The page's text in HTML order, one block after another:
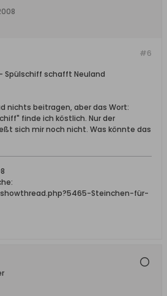
#6
Spülschiff schafft Neuland
nichts beitragen, aber das Wort:
finde ich köstlich. Nur der
sich mir noch nicht. Was könnte das
Steinchen-für-